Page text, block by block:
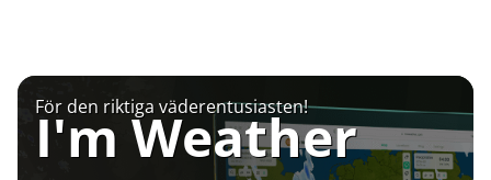
För den riktiga väderentusiasten!
I'm Weather